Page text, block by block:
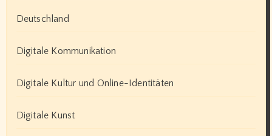
Deutschland
Digitale Kommunikation
Digitale Kultur und Online-Identitäten
Digitale Kunst